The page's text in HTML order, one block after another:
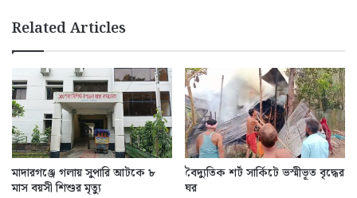
Related Articles
মাদারগঞ্জে গলায় সুপারি আটকে ৮
মাস বয়সী শিশুর মৃত্যু
বৈদ্যুতিক শর্ট সার্কিটে ভস্মীভূত বৃদ্ধের
ঘর